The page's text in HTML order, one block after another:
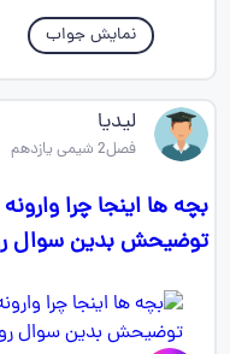
نمایش جواب
لیدیا
فصل2 شیمی یازدهم
بچه ها اینجا چرا
توضیحش بدین سوال